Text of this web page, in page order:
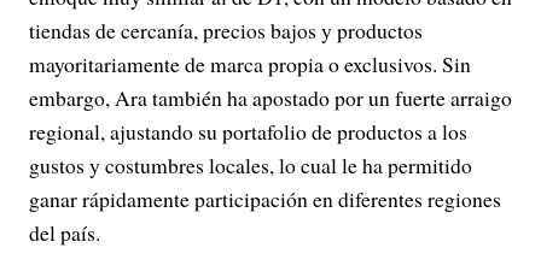
tiendas de cercanía, precios bajos y productos
mayoritariamente de marca propia o exclusivos. Sin
embargo, Ara también ha apostado por un fuerte arraigo
regional, ajustando su portafolio de productos a los
gustos y costumbres locales, lo cual le ha permitido
ganar rápidamente participación en diferentes regiones
del país.